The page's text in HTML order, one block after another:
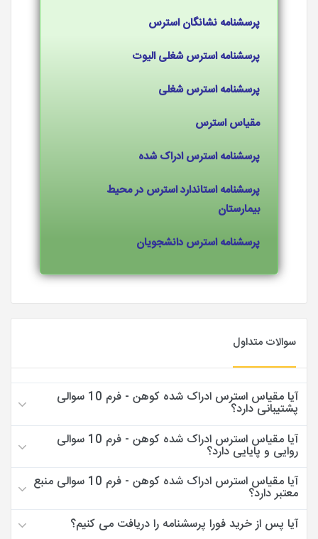
پرسشنامه نشانگان استرس
پرسشنامه استرس شغلی الیوت
پرسشنامه استرس شغلی
مقیاس استرس
پرسشنامه استرس ادراک شده
پرسشنامه استاندارد استرس در محیط
بیمارستان
پرسشنامه استرس دانشجویان
سوالات متداول
آیا مقیاس استرس ادراک شده کوهن - فرم 10 سوالی
پشتیبانی دارد؟
آیا مقیاس استرس ادراک شده کوهن - فرم 10 سوالی
روایی و پایایی دارد؟
آیا مقیاس استرس ادراک شده کوهن - فرم 10 سوالی منبع
معتبر دارد؟
آیا پس از خرید فورا پرسشنامه را دریافت می کنیم؟